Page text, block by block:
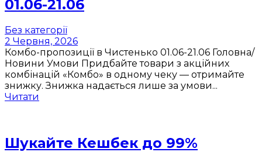
01.06-21.06
Без категорії
2 Червня, 2026
Комбо-пропозиції в Чистенько 01.06-21.06 Головна/
Новини Умови Придбайте товари з акційних
комбінацій «Комбо» в одному чеку — отримайте
знижку. Знижка надається лише за умови...
Читати
Шукайте Кешбек до 99%